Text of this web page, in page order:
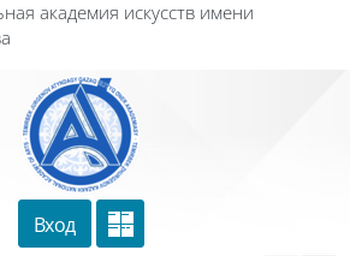
академия искусств имени
Вход